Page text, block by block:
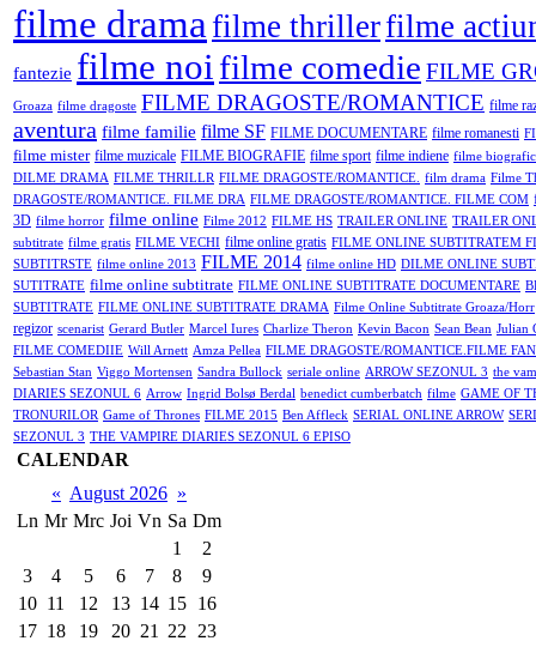
filme drama filme thrillerfilme
fantezie filme noifilme comedie FILME
Groaza filme dragoste FILME DRAGOSTE/ROMANTICE filme
aventura filme familie filme SF FILME DOCUMENTARE filme romanesti
filme mister filme muzicale FILME BIOGRAFIE filme sport filme indiene filme
DILME DRAMA FILME THRILLR FILME DRAGOSTE/ROMANTICE. film drama Filme
DRAGOSTE/ROMANTICE. FILME DRA FILME DRAGOSTE/ROMANTICE. FILME COM
3D filme horror filme online Filme 2012 FILME HS TRAILER ONLINE TRAILER
subtitrate filme gratis FILME VECHI filme online gratis FILME ONLINE SUBTITRATEM
SUBTITRSTE filme online 2013 FILME 2014 filme online HD DILME ONLINE
SUTITRATE filme online subtitrate FILME ONLINE SUBTITRATE DOCUMENTARE
SUBTITRATE FILME ONLINE SUBTITRATE DRAMA Filme Online Subtitrate Groaza/Horr
regizor scenarist Gerard Butler Marcel Iures Charlize Theron Kevin Bacon Sean Bean Julian
FILME COMEDIIE Will Arnett Amza Pellea FILME DRAGOSTE/ROMANTICE.FILME
Sebastian Stan Viggo Mortensen Sandra Bullock seriale online ARROW SEZONUL 3 the
DIARIES SEZONUL 6 Arrow Ingrid Bolsø Berdal benedict cumberbatch filme GAME OF
TRONURILOR Game of Thrones FILME 2015 Ben Affleck SERIAL ONLINE ARROW
SEZONUL 3 THE VAMPIRE DIARIES SEZONUL 6 EPISO
CALENDAR
« August 2026 »
Ln Mr Mrc Joi Vn Sa Dm
1
2
3
4 5 6 7 8
9
10 11 12 13 14 15 16
17 18 19 20 21 22
23